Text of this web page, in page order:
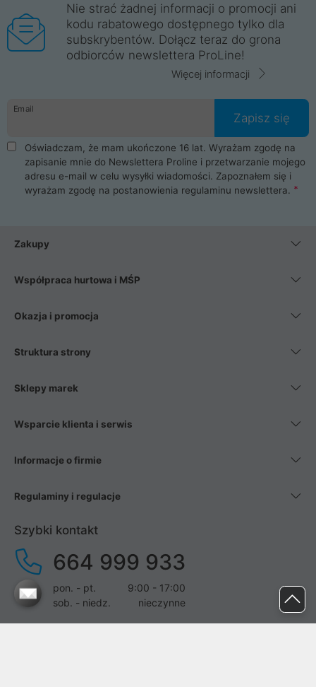
Nie strać żadnej informacji o promocji ani
kodu rabatowego dostępnego tylko dla
subskrybentów. Dołącz teraz do grona
odbiorców newslettera ProLine!
Więcej informacji
Email
Zapisz się
Oświadczam, że mam ukończone 16 lat. Wyrażam zgodę na
zapisanie mnie do Newslettera Proline i przetwarzanie mojego
adresu e-mail w celu wysyłki wiadomości. Zapoznałem się i
wyrażam zgodę na postanowienia regulaminu newslettera.
Zakupy
Współpraca hurtowa i MŚP
Okazja i promocja
Struktura strony
Sklepy marek
Wsparcie klienta i serwis
Informacje o firmie
Regulaminy i regulacje
Szybki kontakt
664 999 933
pon. - pt.
9:00 - 17:00
sob. - niedz.
nieczynne